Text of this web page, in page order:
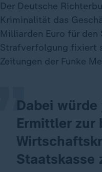
Der Deutsche
Kriminalität das
Milliarden Euro für
Strafverfolgung fixiert
Zeitungen der Funke
Dabei
Ermittler zur
Staatskasse
„